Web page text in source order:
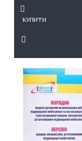
КУПИТИ